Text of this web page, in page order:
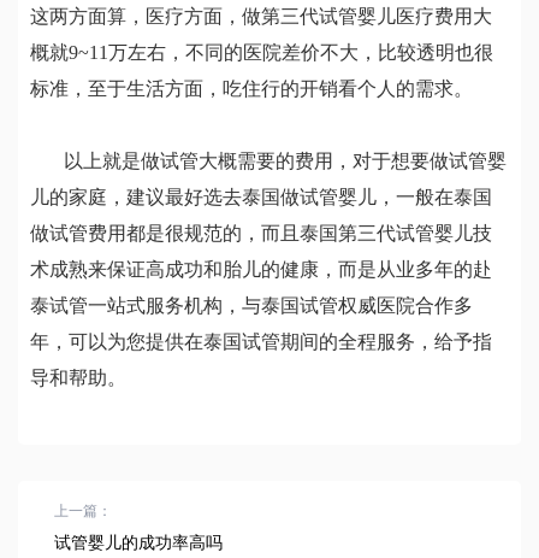
这两方面算，医疗方面，做第三代试管婴儿医疗费用大
概就9~11万左右，不同的医院差价不大，比较透明也很
标准，至于生活方面，吃住行的开销看个人的需求。
以上就是做试管大概需要的费用，对于想要做试管婴
儿的家庭，建议最好选去泰国做试管婴儿，一般在泰国
做试管费用都是很规范的，而且泰国第三代试管婴儿技
术成熟来保证高成功和胎儿的健康，而是从业多年的赴
泰试管一站式服务机构，与泰国试管权威医院合作多
年，可以为您提供在泰国试管期间的全程服务，给予指
导和帮助。
上一篇：
试管婴儿的成功率高吗